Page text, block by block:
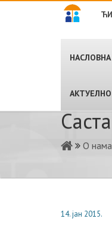
НАСЛОВНА
AКТУЕЛНО
О нама
14. јан 2015.